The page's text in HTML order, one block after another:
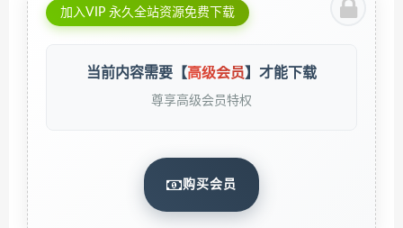
加入VIP 永久全站资源免费下载
当前内容需要【高级会员】才能下载
尊享高级会员特权
购买会员